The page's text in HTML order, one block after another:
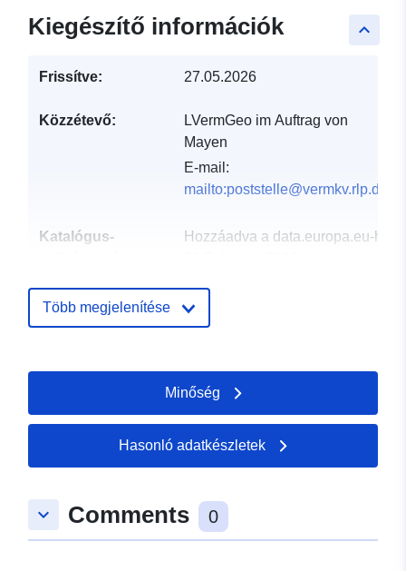
keyboard_arrow_up
Kiegészítő információk
Frissítve: 27.05.2026
Közzétevő:
LVermGeo im Auftrag von
Mayen
E-mail:
mailto:poststelle@vermkv.rlp.de
Katalógus-
Hozzáadva a data.europa.eu-hoz:
2026
50.3223 ], [ 7.22222,
50.3223 ], [ 7.22222,
50.3197 ], [ 7.21312,
50.3197 ], [ 7.21312,
uriRef:
http://data.europa.eu/88u/dataset/
Több megjelenítése
Minőség
Hasonló adatkészletek
keyboard_arrow_down Comments 0